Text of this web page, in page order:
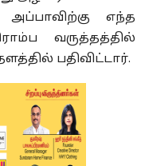
அப்பாவிற்கு எந்த
வருத்தத்தில்
பதிவிட்டார்.